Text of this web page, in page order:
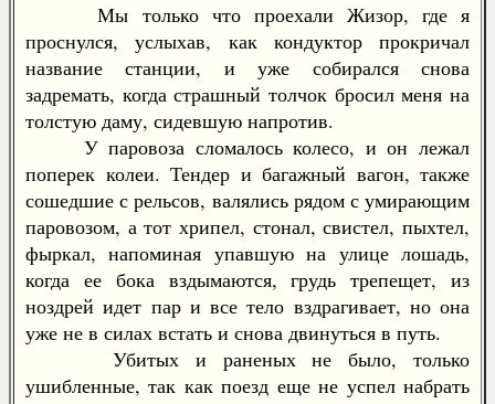
Мы только что проехали Жизор, где я
проснулся, услыхав, как кондуктор прокричал
название станции, и уже собирался снова
задремать, когда страшный толчок бросил меня на
толстую даму, сидевшую напротив.
У паровоза сломалось колесо, и он лежал
поперек колеи. Тендер и багажный вагон, также
сошедшие с рельсов, валялись рядом с умирающим
паровозом, а тот хрипел, стонал, свистел, пыхтел,
фыркал, напоминая упавшую на улице лошадь,
когда ее бока вздымаются, грудь трепещет, из
ноздрей идет пар и все тело вздрагивает, но она
уже не в силах встать и снова двинуться в путь.
Убитых и раненых не было, только
ушибленные, так как поезд еще не успел набрать